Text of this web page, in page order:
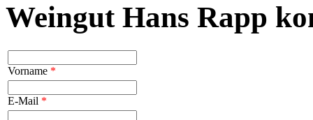
Weingut Hans Rapp
Vorname *
E-Mail *